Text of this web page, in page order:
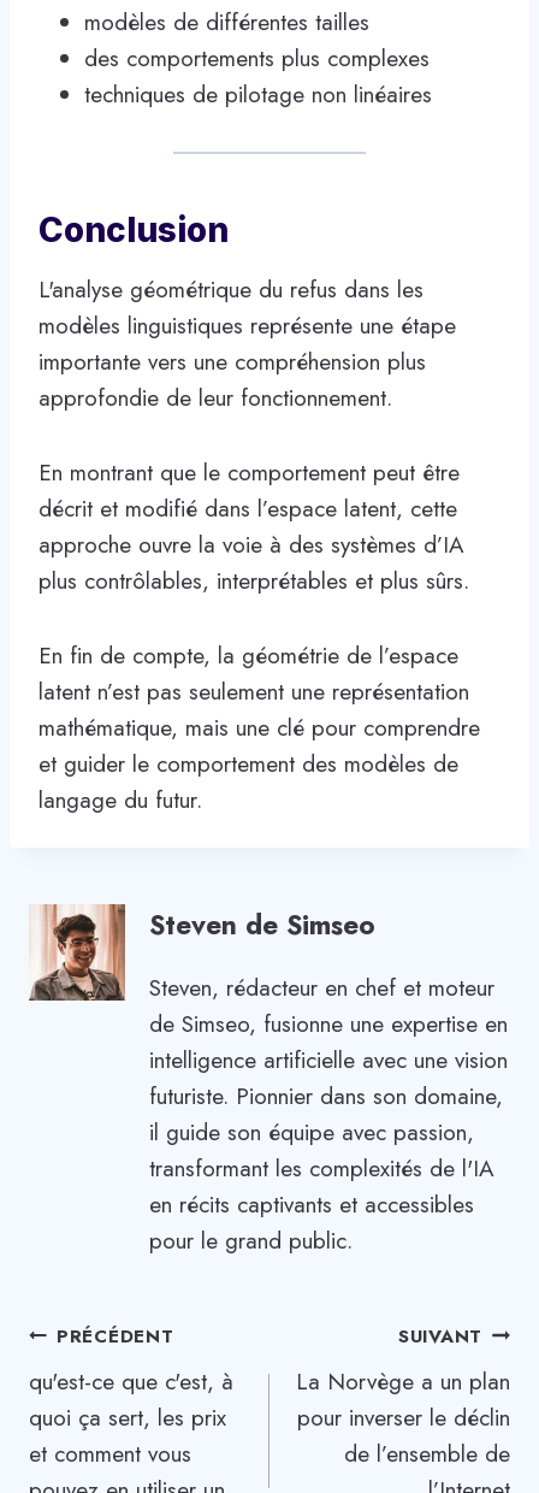
modèles de différentes tailles
des comportements plus complexes
techniques de pilotage non linéaires
Conclusion
L'analyse géométrique du refus dans les
modèles linguistiques représente une étape
importante vers une compréhension plus
approfondie de leur fonctionnement.
En montrant que le comportement peut être
décrit et modifié dans l’espace latent, cette
approche ouvre la voie à des systèmes d’IA
plus contrôlables, interprétables et plus sûrs.
En fin de compte, la géométrie de l’espace
latent n’est pas seulement une représentation
mathématique, mais une clé pour comprendre
et guider le comportement des modèles de
langage du futur.
Steven de Simseo
Steven, rédacteur en chef et moteur
de Simseo, fusionne une expertise en
intelligence artificielle avec une vision
futuriste. Pionnier dans son domaine,
il guide son équipe avec passion,
transformant les complexités de l'IA
en récits captivants et accessibles
pour le grand public.
Navigation
de
l’article
PRÉCÉDENT
qu'est-ce que c'est, à
quoi ça sert, les prix
et comment vous
SUIVANT
La Norvège a un plan
pour inverser le déclin
de l’ensemble de